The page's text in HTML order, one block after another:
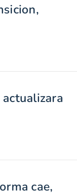
cae,